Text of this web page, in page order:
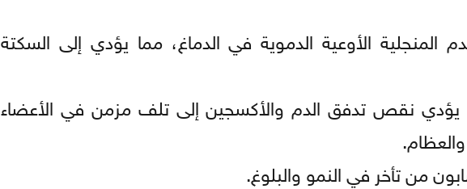
المنجلية الأوعية الدموية في الدماغ، مما يؤدي إلى السكتة
نقص تدفق الدم والأكسجين إلى تلف مزمن في الأعضاء
من تأخر في النمو والبلوغ.